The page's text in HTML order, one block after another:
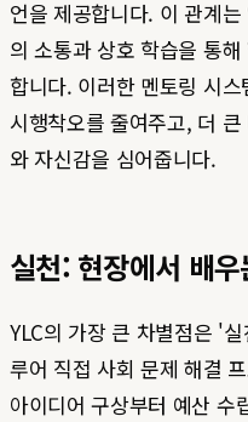
언을 제공합니다. 이 관계
의 소통과 상호 학습을 통
합니다. 이러한 멘토링 시
시행착오를 줄여주고, 더
와 자신감을 심어줍니다.
실천: 현장에서 배
YLC의 가장 큰 차별점은 '
루어 직접 사회 문제 해결
아이디어 구상부터 예산 수